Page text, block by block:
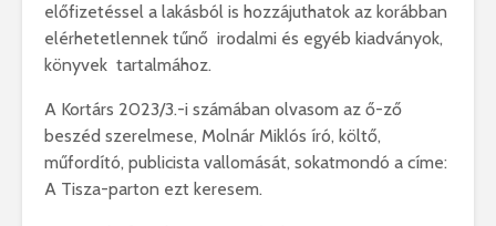
előfizetéssel a lakásból is hozzájuthatok az korábban
elérhetetlennek tűnő irodalmi és egyéb kiadványok,
könyvek tartalmához.
A Kortárs 2023/3.-i számában olvasom az ő-ző
beszéd szerelmese, Molnár Miklós író, költő,
műfordító, publicista vallomását, sokatmondó a címe:
A Tisza-parton ezt keresem.